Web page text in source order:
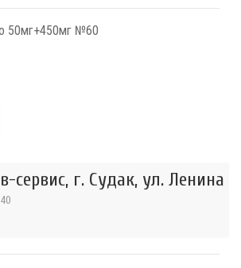
50мг+450мг №60
сервис, г. Судак, ул. Ленина